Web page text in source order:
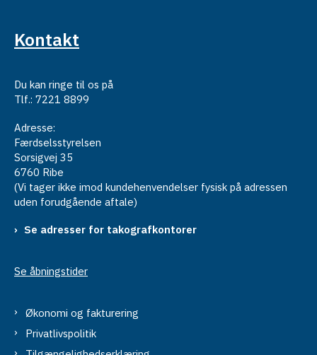
Kontakt
Du kan ringe til os på
Tlf.: 7221 8899
Adresse:
Færdselsstyrelsen
Sorsigvej 35
6760 Ribe
(Vi tager ikke imod kundehenvendelser fysisk på adressen
uden forudgående aftale)
Se adresser for takografkontorer
Se åbningstider
Økonomi og fakturering
Privatlivspolitik